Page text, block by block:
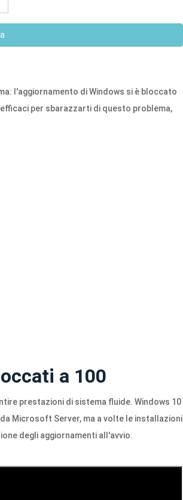
l'aggiornamento di Windows si è bloccato
per sbarazzarti di questo problema,
a 100
prestazioni di sistema fluide. Windows 10
Microsoft Server, ma a volte le installazioni
degli aggiornamenti all'avvio.